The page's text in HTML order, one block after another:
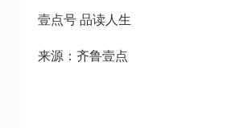
壹点号 品读人生
来源：齐鲁壹点